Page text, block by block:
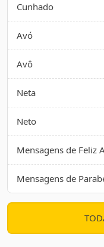
Cunhado
Avó
Avô
Neta
Neto
Mensagens de Feliz
Mensagens de